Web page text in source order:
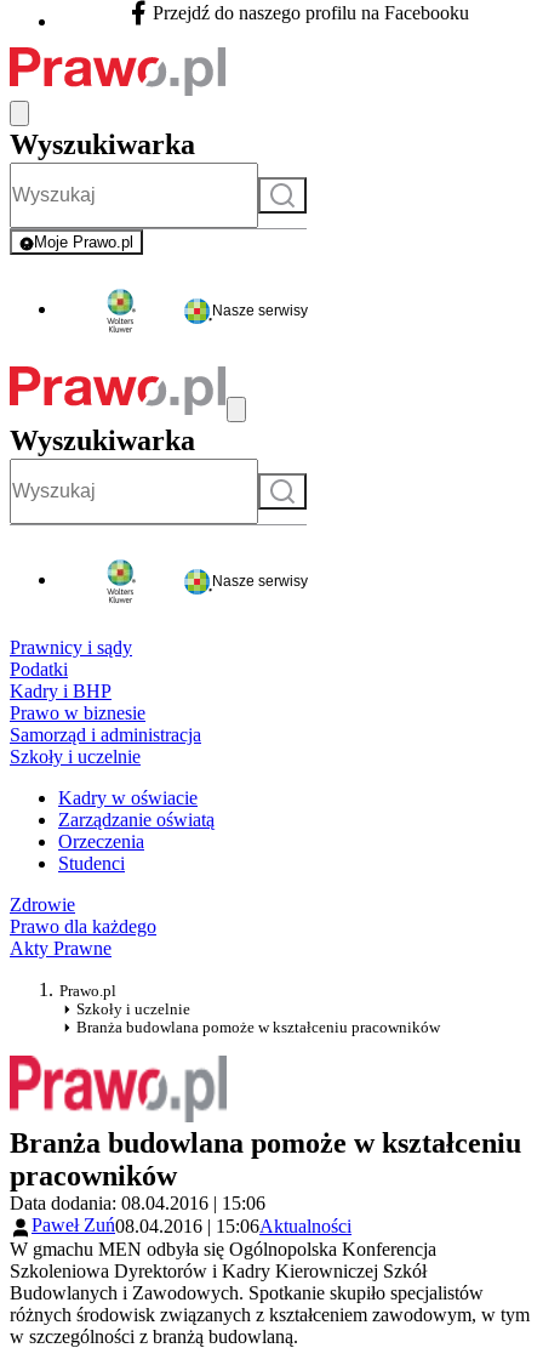
Facebook - otwiera się w nowej karcie
Przejdź do naszego profilu na Facebooku
Wyszukiwarka
Szukaj
Moje Prawo.pl
- rejestracja i logowanie do serwisu
Nasze serwisy
Wyszukiwarka
Szukaj
Nasze serwisy
Prawnicy i sądy
Podatki
Kadry i BHP
Prawo w biznesie
Samorząd i administracja
Szkoły i uczelnie
Kadry w oświacie
Zarządzanie oświatą
Orzeczenia
Studenci
Zdrowie
Prawo dla każdego
Akty Prawne
Prawo.pl
Szkoły i uczelnie
Branża budowlana pomoże w kształceniu pracowników
Branża budowlana pomoże w kształceniu
pracowników
Data dodania: 08.04.2016 | 15:06
Paweł Zuń08.04.2016 | 15:06Aktualności
W gmachu MEN odbyła się Ogólnopolska Konferencja
Szkoleniowa Dyrektorów i Kadry Kierowniczej Szkół
Budowlanych i Zawodowych. Spotkanie skupiło specjalistów
różnych środowisk związanych z kształceniem zawodowym, w tym
w szczególności z branżą budowlaną.